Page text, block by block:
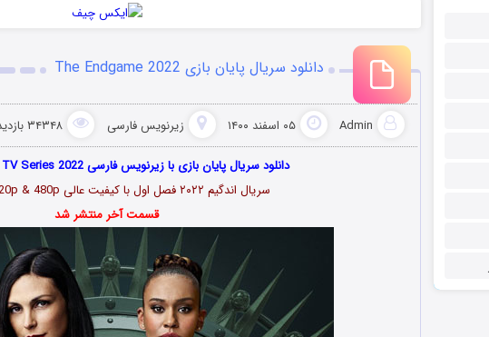
دانلود سریال پایان بازی The Endgame 2022
Admin ۰۵ اسفند ۱۴۰۰ زیرنویس فارسی ۳۴۳۴۸ بازدید
دانلود سریال پایان بازی با زیرنویس فارسی The Endgame TV Series 2022
سریال اندگیم ۲۰۲۲ فصل اول با کیفیت عالی 1080p & 720p & 480p
قسمت آخر منتشر شد